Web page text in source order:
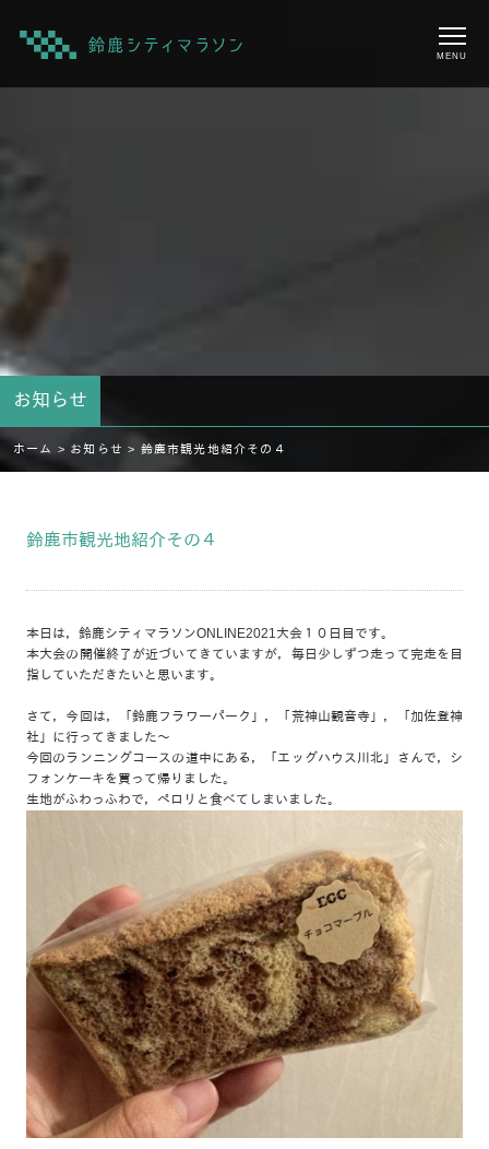
MENU
お知らせ
ホーム > お知らせ > 鈴鹿市観光地紹介その４
鈴鹿市観光地紹介その４
本日は，鈴鹿シティマラソンONLINE2021大会１０日目です。
本大会の開催終了が近づいてきていますが，毎日少しずつ走って完走を目
指していただきたいと思います。
さて，今回は，「鈴鹿フラワーパーク」，「荒神山観音寺」，「加佐登神
社」に行ってきました～
今回のランニングコースの道中にある，「エッグハウス川北」さんで，シ
フォンケーキを買って帰りました。
生地がふわっふわで，ペロリと食べてしまいました。